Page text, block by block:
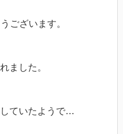
ございます。
ました。
ていたようで…